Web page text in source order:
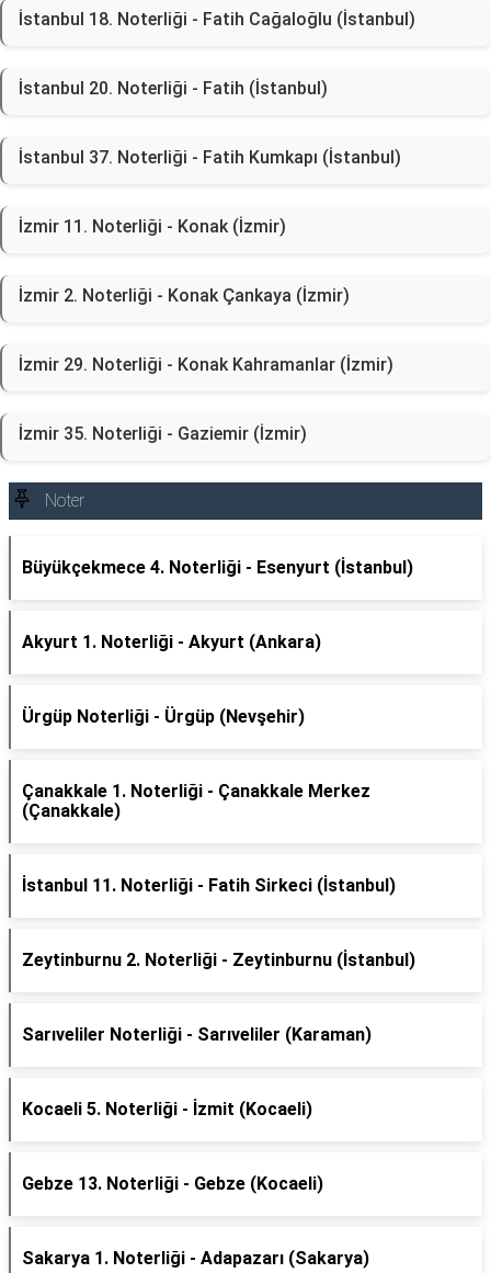
İstanbul 18. Noterliği - Fatih Cağaloğlu (İstanbul)
İstanbul 20. Noterliği - Fatih (İstanbul)
İstanbul 37. Noterliği - Fatih Kumkapı (İstanbul)
İzmir 11. Noterliği - Konak (İzmir)
İzmir 2. Noterliği - Konak Çankaya (İzmir)
İzmir 29. Noterliği - Konak Kahramanlar (İzmir)
İzmir 35. Noterliği - Gaziemir (İzmir)
Noter
Büyükçekmece 4. Noterliği - Esenyurt (İstanbul)
Akyurt 1. Noterliği - Akyurt (Ankara)
Ürgüp Noterliği - Ürgüp (Nevşehir)
Çanakkale 1. Noterliği - Çanakkale Merkez
(Çanakkale)
İstanbul 11. Noterliği - Fatih Sirkeci (İstanbul)
Zeytinburnu 2. Noterliği - Zeytinburnu (İstanbul)
Sarıveliler Noterliği - Sarıveliler (Karaman)
Kocaeli 5. Noterliği - İzmit (Kocaeli)
Gebze 13. Noterliği - Gebze (Kocaeli)
Sakarya 1. Noterliği - Adapazarı (Sakarya)